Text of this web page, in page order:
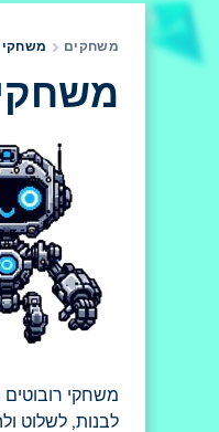
משחקים משחקי
לבנות, לשלוט